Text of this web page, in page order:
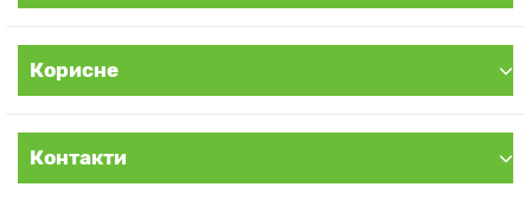
– Порушення обміну речовин (метаболізму)
– Очищення крові
– Поганий кровообіг
Вплив на доші:
Корисне
Контакти